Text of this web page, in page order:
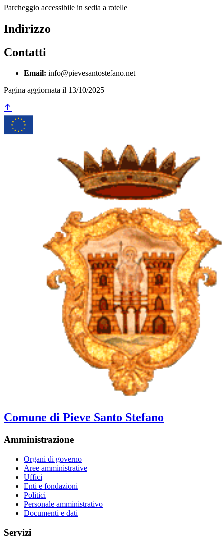
Parcheggio accessibile in sedia a rotelle
Indirizzo
Contatti
Email: info@pievesantostefano.net
Pagina aggiornata il 13/10/2025
Comune di Pieve Santo Stefano
Amministrazione
Organi di governo
Aree amministrative
Uffici
Enti e fondazioni
Politici
Personale amministrativo
Documenti e dati
Servizi